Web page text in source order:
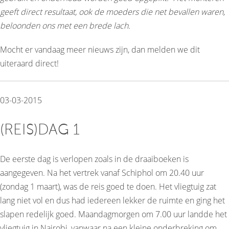
geeft direct resultaat, ook de moeders die net bevallen waren,
beloonden ons met een brede lach.
Mocht er vandaag meer nieuws zijn, dan melden we dit
uiteraard direct!
03-03-2015
(REIS)DAG 1
De eerste dag is verlopen zoals in de draaiboeken is
aangegeven. Na het vertrek vanaf Schiphol om 20.40 uur
(zondag 1 maart), was de reis goed te doen. Het vliegtuig zat
lang niet vol en dus had iedereen lekker de ruimte en ging het
slapen redelijk goed. Maandagmorgen om 7.00 uur landde het